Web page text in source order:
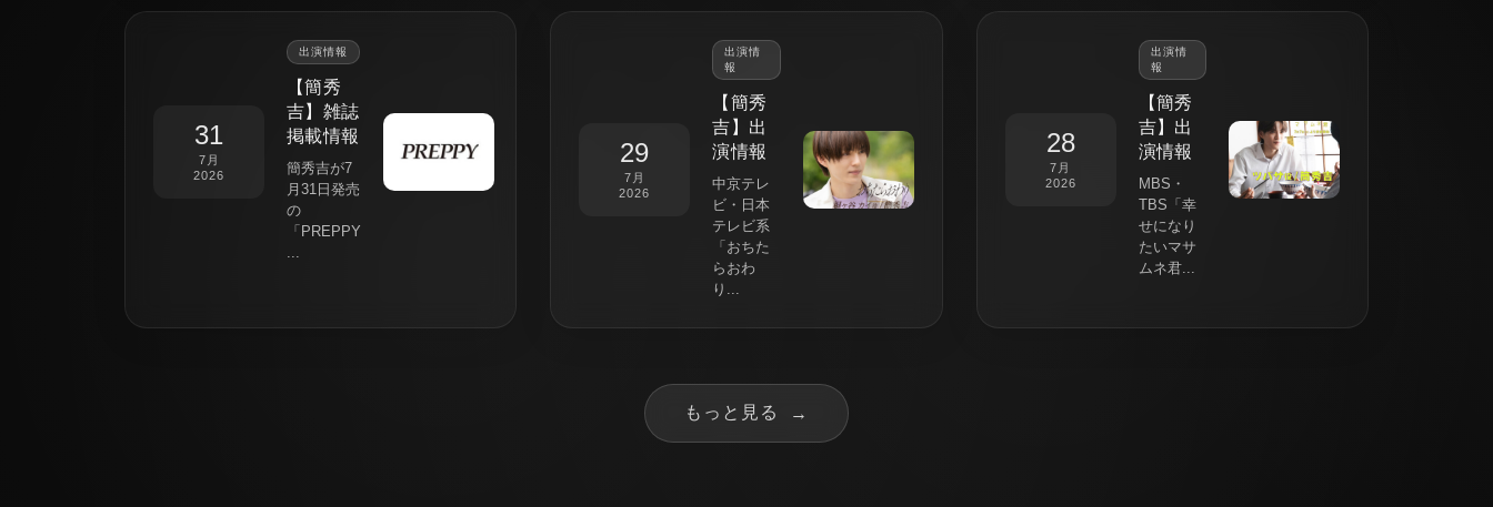
31
7月
2026
出演情報
【簡秀
吉】雑誌
掲載情報
簡秀吉が7
月31日発売
の
「PREPPY
...
29
7月
2026
出演情
報
【簡秀
吉】出
演情報
中京テレ
ビ・日本
テレビ系
「おちた
らおわ
り...
28
7月
2026
出演情
報
【簡秀
吉】出
演情報
MBS・
TBS「幸
せになり
たいマサ
ムネ君...
もっと見る →